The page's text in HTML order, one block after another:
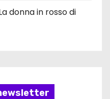
donna in rosso di